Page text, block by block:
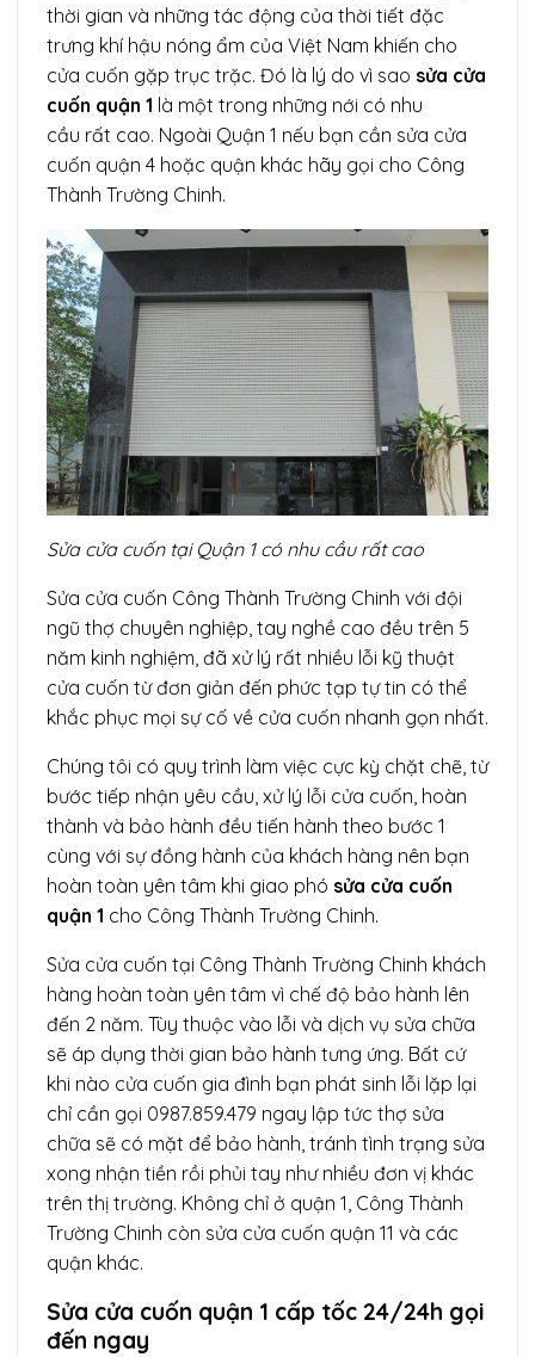
thời gian và những tác động của thời tiết đặc
trưng khí hậu nóng ẩm của Việt Nam khiến cho
cửa cuốn gặp trục trặc. Đó là lý do vì sao sửa cửa
cuốn quận 1 là một trong những nới có nhu
cầu rất cao. Ngoài Quận 1 nếu bạn cần sửa cửa
cuốn quận 4 hoặc quận khác hãy gọi cho Công
Thành Trường Chinh.
Sửa cửa cuốn tại Quận 1 có nhu cầu rất cao
Sửa cửa cuốn Công Thành Trường Chinh với đội
ngũ thợ chuyên nghiệp, tay nghề cao đều trên 5
năm kinh nghiệm, đã xử lý rất nhiều lỗi kỹ thuật
cửa cuốn từ đơn giản đến phức tạp tự tin có thể
khắc phục mọi sự cố về cửa cuốn nhanh gọn nhất.
Chúng tôi có quy trình làm việc cực kỳ chặt chẽ, từ
bước tiếp nhận yêu cầu, xử lý lỗi cửa cuốn, hoàn
thành và bảo hành đều tiến hành theo bước 1
cùng với sự đồng hành của khách hàng nên bạn
hoàn toàn yên tâm khi giao phó sửa cửa cuốn
quận 1 cho Công Thành Trường Chinh.
Sửa cửa cuốn tại Công Thành Trường Chinh khách
hàng hoàn toàn yên tâm vì chế độ bảo hành lên
đến 2 năm. Tùy thuộc vào lỗi và dịch vụ sửa chữa
sẽ áp dụng thời gian bảo hành tưng ứng. Bất cứ
khi nào cửa cuốn gia đình bạn phát sinh lỗi lặp lại
chỉ cần gọi 0987.859.479 ngay lập tức thợ sửa
chữa sẽ có mặt để bảo hành, tránh tình trạng sửa
xong nhận tiền rồi phủi tay như nhiều đơn vị khác
trên thị trường. Không chỉ ở quận 1, Công Thành
Trường Chinh còn sửa cửa cuốn quận 11 và các
quận khác.
Sửa cửa cuốn quận 1 cấp tốc 24/24h gọi
đến ngay